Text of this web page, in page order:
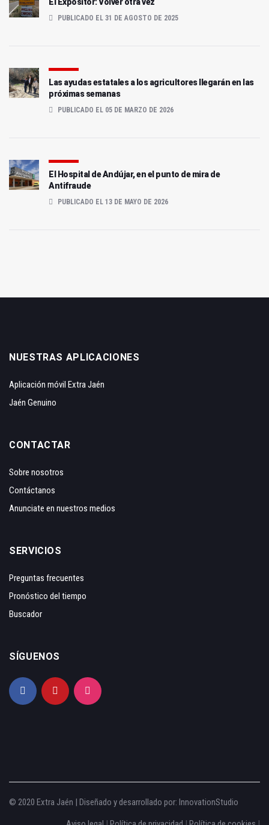
El Expositor: Volver otra vez
PUBLICADO EL 31 DE AGOSTO DE 2025
Las ayudas estatales a los agricultores llegarán en las
próximas semanas
PUBLICADO EL 05 DE MARZO DE 2026
El Hospital de Andújar, en el punto de mira de
Antifraude
PUBLICADO EL 13 DE MAYO DE 2026
NUESTRAS APLICACIONES
Aplicación móvil Extra Jaén
Jaén Genuino
CONTACTAR
Sobre nosotros
Contáctanos
Anunciate en nuestros medios
SERVICIOS
Preguntas frecuentes
Pronóstico del tiempo
Buscador
SÍGUENOS
© 2020 Extra Jaén | Diseñado y desarrollado por: InnovationStudio